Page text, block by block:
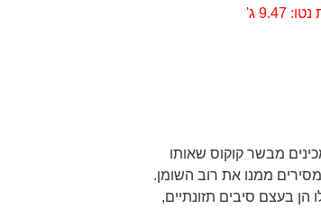
ג'
מבשר קוקוס שאותו
ממנו את רוב השומן.
הן בעצם סיבים תזונתיים,